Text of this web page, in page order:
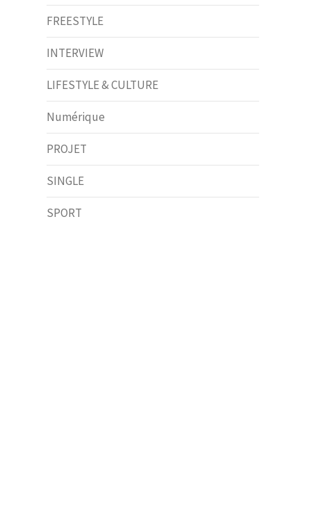
FREESTYLE
INTERVIEW
LIFESTYLE & CULTURE
Numérique
PROJET
SINGLE
SPORT